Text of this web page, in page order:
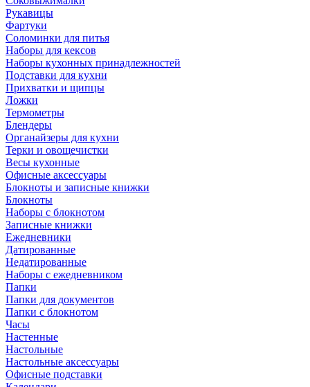
Рукавицы
Фартуки
Соломинки для питья
Наборы для кексов
Наборы кухонных принадлежностей
Подставки для кухни
Прихватки и щипцы
Ложки
Термометры
Блендеры
Органайзеры для кухни
Терки и овощечистки
Весы кухонные
Офисные аксессуары
Блокноты и записные книжки
Блокноты
Наборы с блокнотом
Записные книжки
Ежедневники
Датированные
Недатированные
Наборы с ежедневником
Папки
Папки для документов
Папки с блокнотом
Часы
Настенные
Настольные
Настольные аксессуары
Офисные подставки